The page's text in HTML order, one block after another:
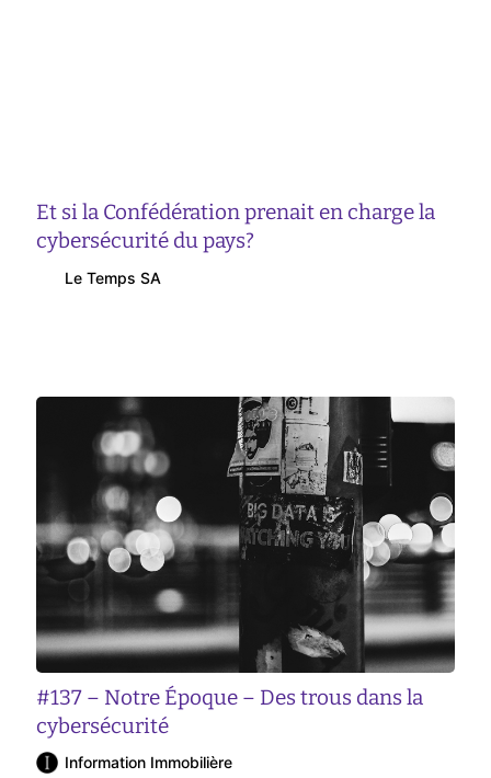
Et si la Confédération prenait en charge la
cybersécurité du pays?
Le Temps SA
#137 – Notre Époque – Des trous dans la
cybersécurité
Information Immobilière